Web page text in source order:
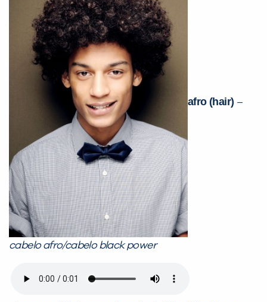
afro (hair) –
cabelo afro/cabelo black power